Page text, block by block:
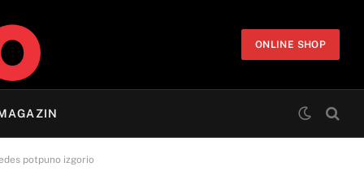
ONLINE SHOP
potpuno izgorio